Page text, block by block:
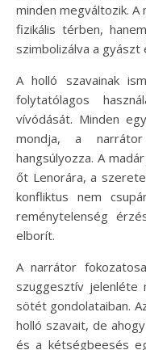
minden megváltozik. A
fizikális térben,
szimbolizálva a
A holló szavainak
folytatólagos
vívódását. Minden
mondja, a
hangsúlyozza. A
őt Lenorára, a
konfliktus nem
reménytelenség
elborít.
A narrátor
szuggesztív
sötét gondolataiban.
holló szavait, de
és a kétségbeesés